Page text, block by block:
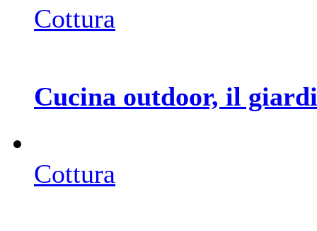
Cottura
Cucina outdoor, il
Cottura